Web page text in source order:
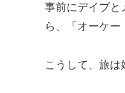
事前にデイブと
ら、「オーケー
こうして、旅は